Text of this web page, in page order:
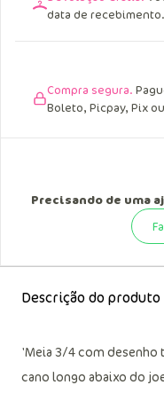
Precisando de uma
'Meia 3/4 com desenho